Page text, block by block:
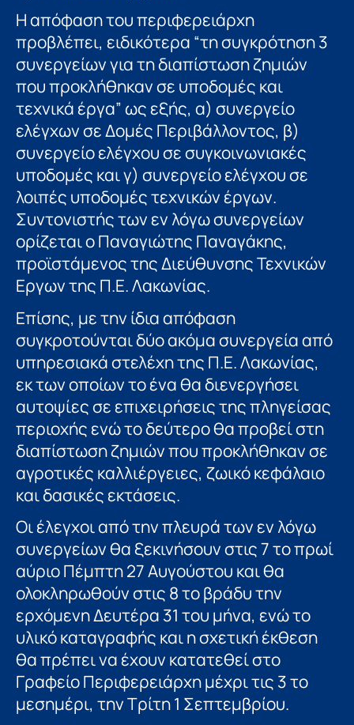
Η απόφαση του περιφερειάρχη
προβλέπει, ειδικότερα “τη συγκρότηση 3
συνεργείων για τη διαπίστωση ζημιών
που προκλήθηκαν σε υποδομές και
τεχνικά έργα” ως εξής, α) συνεργείο
ελέγχων σε Δομές Περιβάλλοντος, β)
συνεργείο ελέγχου σε συγκοινωνιακές
υποδομές και γ) συνεργείο ελέγχου σε
λοιπές υποδομές τεχνικών έργων.
Συντονιστής των εν λόγω συνεργείων
ορίζεται ο Παναγιώτης Παναγάκης,
προϊστάμενος της Διεύθυνσης Τεχνικών
Εργων της Π.Ε. Λακωνίας.
Επίσης, με την ίδια απόφαση
συγκροτούνται δύο ακόμα συνεργεία από
υπηρεσιακά στελέχη της Π.Ε. Λακωνίας,
εκ των οποίων το ένα θα διενεργήσει
αυτοψίες σε επιχειρήσεις της πληγείσας
περιοχής ενώ το δεύτερο θα προβεί στη
διαπίστωση ζημιών που προκλήθηκαν σε
αγροτικές καλλιέργειες, ζωικό κεφάλαιο
και δασικές εκτάσεις.
Οι έλεγχοι από την πλευρά των εν λόγω
συνεργείων θα ξεκινήσουν στις 7 το πρωί
αύριο Πέμπτη 27 Αυγούστου και θα
ολοκληρωθούν στις 8 το βράδυ την
ερχόμενη Δευτέρα 31 του μήνα, ενώ το
υλικό καταγραφής και η σχετική έκθεση
θα πρέπει να έχουν κατατεθεί στο
Γραφείο Περιφερειάρχη μέχρι τις 3 το
μεσημέρι, την Τρίτη 1 Σεπτεμβρίου.